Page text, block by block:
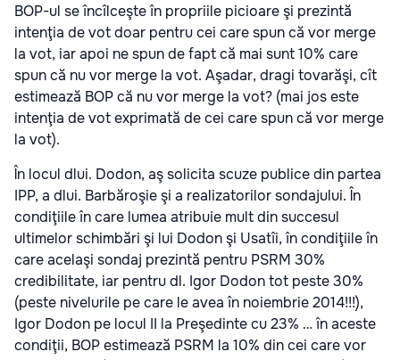
BOP-ul se încîlceşte în propriile picioare şi prezintă
intenţia de vot doar pentru cei care spun că vor merge
la vot, iar apoi ne spun de fapt că mai sunt 10% care
spun că nu vor merge la vot. Aşadar, dragi tovarăşi, cît
estimează BOP că nu vor merge la vot? (mai jos este
intenţia de vot exprimată de cei care spun că vor merge
la vot).
În locul dlui. Dodon, aş solicita scuze publice din partea
IPP, a dlui. Barbăroşie şi a realizatorilor sondajului. În
condiţiile în care lumea atribuie mult din succesul
ultimelor schimbări şi lui Dodon şi Usatîi, în condiţiile în
care acelaşi sondaj prezintă pentru PSRM 30%
credibilitate, iar pentru dl. Igor Dodon tot peste 30%
(peste nivelurile pe care le avea în noiembrie 2014!!!),
Igor Dodon pe locul II la Preşedinte cu 23% … în aceste
condiţii, BOP estimează PSRM la 10% din cei care vor